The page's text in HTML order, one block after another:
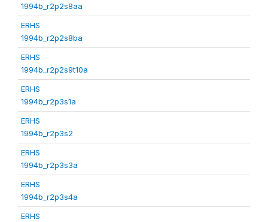
1994b_r2p2s8aa
ERHS
1994b_r2p2s8ba
ERHS
1994b_r2p2s9t10a
ERHS
1994b_r2p3s1a
ERHS
1994b_r2p3s2
ERHS
1994b_r2p3s3a
ERHS
1994b_r2p3s4a
ERHS